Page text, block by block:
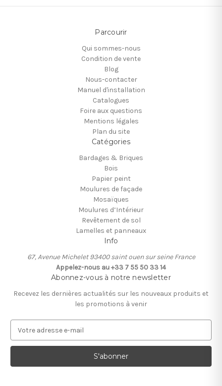
Parcourir
Qui sommes-nous
Condition de vente
Blog
Nous-contacter
Manuel d'installation
Catalogues
Foire aux questions
Mentions légales
Plan du site
Catégories
Bardages & Briques
Bois
Papier peint
Moulures de façade
Mosaïques
Moulures d’Intérieur
Revêtement de sol
Lamelles et panneaux
Info
67, Avenue Michelet 93400 saint ouen sur seine France
Appelez-nous au +33 7 55 50 33 14
Abonnez-vous à notre newsletter
Recevez les dernières actualités sur les nouveaux produits et
les promotions à venir
r
s